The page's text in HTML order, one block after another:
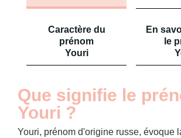
Caractère du
prénom
Youri
En
le
Que signifie le
Youri ?
Youri, prénom d'origine russe, évoque